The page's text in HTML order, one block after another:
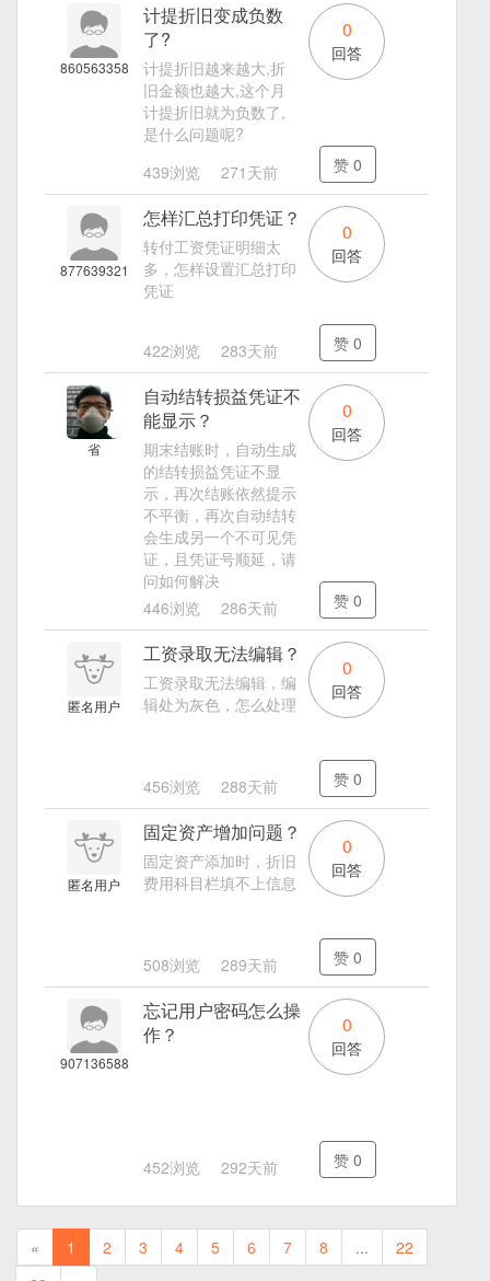
860563358
计提折旧变成负数
了?
计提折旧越来越大,折
旧金额也越大,这个月
计提折旧就为负数了,
是什么问题呢?
439浏览
271天前
0
回答
赞 0
877639321
怎样汇总打印凭证？
转付工资凭证明细太
多，怎样设置汇总打印
凭证
422浏览 283天前
0
回答
赞 0
省
自动结转损益凭证不
能显示？
期末结账时，自动生成
的结转损益凭证不显
示，再次结账依然提示
不平衡，再次自动结转
会生成另一个不可见凭
证，且凭证号顺延，请
问如何解决
446浏览
286天前
0
回答
赞 0
匿名用户
工资录取无法编辑？
工资录取无法编辑，编
辑处为灰色，怎么处理
456浏览 288天前
0
回答
赞 0
匿名用户
固定资产增加问题？
固定资产添加时，折旧
费用科目栏填不上信息
508浏览 289天前
0
回答
赞 0
907136588
忘记用户密码怎么操
作？
452浏览 292天前
0
回答
赞 0
« 1 2 3 4 5 6 7 8 ...
22